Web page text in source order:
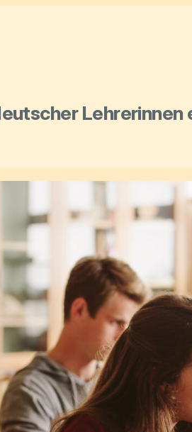
Lehrerinnen